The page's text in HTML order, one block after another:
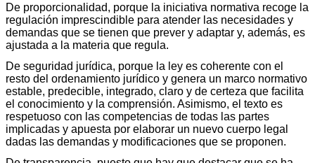
De proporcionalidad, porque la iniciativa normativa recoge la
regulación imprescindible para atender las necesidades y
demandas que se tienen que prever y adaptar y, además, es
ajustada a la materia que regula.
De seguridad jurídica, porque la ley es coherente con el
resto del ordenamiento jurídico y genera un marco normativo
estable, predecible, integrado, claro y de certeza que facilita
el conocimiento y la comprensión. Asimismo, el texto es
respetuoso con las competencias de todas las partes
implicadas y apuesta por elaborar un nuevo cuerpo legal
dadas las demandas y modificaciones que se proponen.